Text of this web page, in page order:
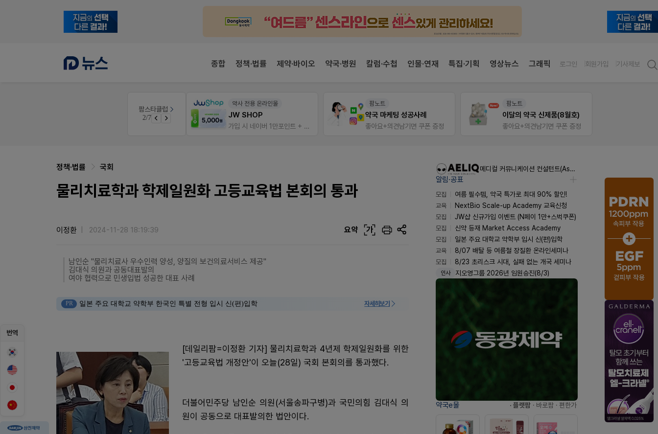
종합 정책·법률 제약·바이오 약국·병원 칼럼·수첩 인물·연재 특집·기획 영상뉴스 그래픽 로그인 회원가입 기사제보
팜스타클럽
2/7
약사 전용 온라인몰
JW SHOP
가입 시 네이버 1만포인트 + 스벅쿠폰
팜노트
약국 마케팅 성공사례
좋아요+의견남기면 쿠폰 증정
팜노트
이달의 약국 신제품(8월호)
좋아요+의견남기면 쿠폰 증정
번역
정책·법률 국회
물리치료학과 학제일원화 고등교육법 본회의 통과
이정환 2024-11-28 18:19:39 요약 가
남인순 "물리치료사 우수인력 양성, 양질의 보건의료서비스 제공"
김대식 의원과 공동대표발의
여야 협력으로 민생입법 성공한 대표 사례
PR 일본 주요 대학교 약학부 한국인 특별 전형 입시 신(편)입학 자세히보기
[데일리팜=이정환 기자] 물리치료학과 4년제 학제일원화를 위한
'고등교육법 개정안'이 오늘(28일) 국회 본회의를 통과했다.
더불어민주당 남인순 의원(서울송파구병)과 국민의힘 김대식 의
원이 공동으로 대표발의한 법안이다.
메디컬 커뮤니케이션 컨설턴트(Associate) / 메디컬라이터 채용
알림·공표
모집
여름 필수템, 약국 특가로 최대 90% 할인!
교육
NextBio Scale-up Academy 교육신청
모집
JW샵 신규가입 이벤트 (N페이 1만+스벅쿠폰)
모집
신약 등재 Market Access Academy
모집
일본 주요 대학교 약학부 입시 신(편)입학
교육
8/07 배탈 등 여름철 장질환 온라인세미나
모집
8/23 초리스크 시대, 실패 없는 개국 세미나
인사 지오영그룹 2026년 임원승진(8/3)
약국e몰 · 플랫팜 · 바로팜 · 편한가